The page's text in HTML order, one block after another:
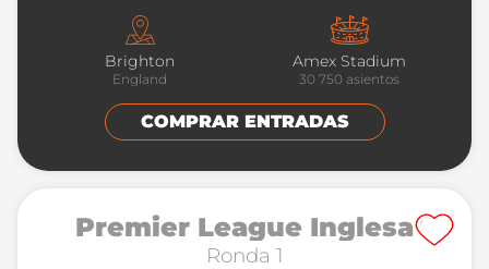
Brighton
England
Amex Stadium
30 750 asientos
COMPRAR ENTRADAS
Premier League Inglesa
Ronda 1